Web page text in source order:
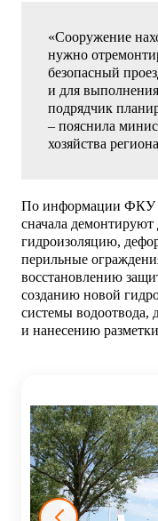
«Сооружение
нужно
безопасный
и для
подрядчик
– пояснила
хозяйства
По информации ФКУ
сначала
гидроизоляцию,
перильные
восстановлению
созданию новой
системы
и нанесению